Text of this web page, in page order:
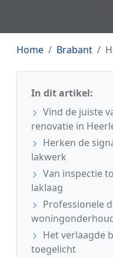
Home Brabant
In dit artikel:
Vind de juiste
renovatie in
Herken de
lakwerk
Van inspectie
laklaag
Professionele
Het verlaagde
toegelicht